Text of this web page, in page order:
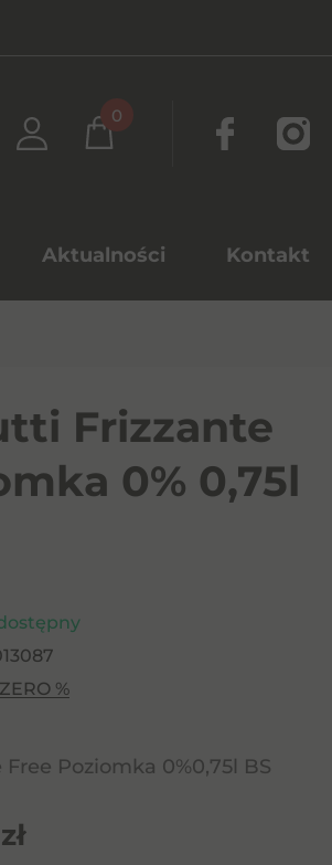
0
Aktualności Kontakt
Frizzante
0% 0,75l
%
Poziomka 0%0,75l BS
zł